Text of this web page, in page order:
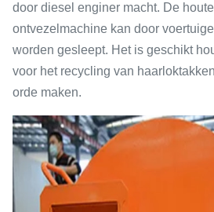
door diesel enginer macht. De
ontvezelmachine kan door
worden gesleept. Het is geschikt
voor het recycling van
orde maken.